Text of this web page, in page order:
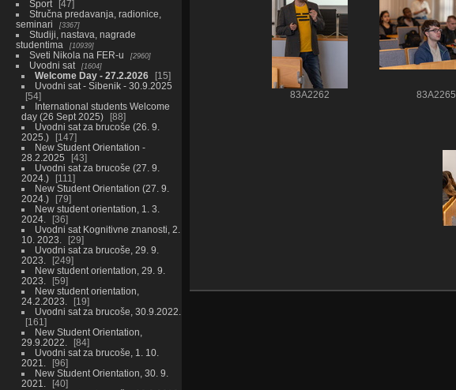
Sport
47
Stručna predavanja, radionice,
seminari
3367
Studiji, nastava, nagrade
studentima
10939
Sveti Nikola na FER-u 2960
Uvodni sat 1604
Welcome Day - 27.2.2026
15
Uvodni sat - Sibenik - 30.9.2025
54
International students Welcome
day (26 Sept 2025)
88
Uvodni sat za brucoše (26. 9.
2025.)
147
New Student Orientation -
28.2.2025
43
Uvodni sat za brucoše (27. 9.
2024.)
111
New Student Orientation (27. 9.
2024.)
79
New student orientation, 1. 3.
2024.
36
Uvodni sat Kognitivne znanosti, 2.
10. 2023.
29
Uvodni sat za brucoše, 29. 9.
2023.
249
New student orientation, 29. 9.
2023.
59
New student orientation,
24.2.2023.
19
Uvodni sat za brucoše, 30.9.2022.
161
New Student Orientation,
29.9.2022.
84
Uvodni sat za brucoše, 1. 10.
2021.
96
New Student Orientation, 30. 9.
2021.
40
83A2262 83A2265